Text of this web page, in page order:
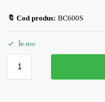
🔖 Cod produs: BC600S
În stoc